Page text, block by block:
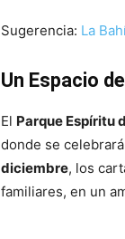
Sugerencia: La
Un Espacio
El Parque Espíritu
donde se
diciembre, los
familiares, en un